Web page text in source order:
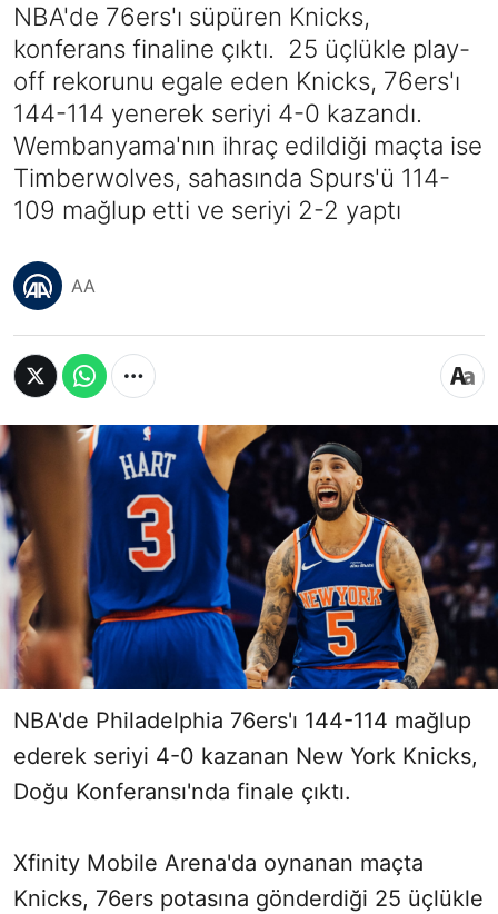
NBA'de 76ers'ı süpüren Knicks,
konferans finaline çıktı. 25 üçlükle play-
off rekorunu egale eden Knicks, 76ers'ı
144-114 yenerek seriyi 4-0 kazandı.
Wembanyama'nın ihraç edildiği maçta ise
Timberwolves, sahasında Spurs'ü 114-
109 mağlup etti ve seriyi 2-2 yaptı
AA
NBA'de Philadelphia 76ers'ı 144-114 mağlup
ederek seriyi 4-0 kazanan New York Knicks,
Doğu Konferansı'nda finale çıktı.
Xfinity Mobile Arena'da oynanan maçta
Knicks, 76ers potasına gönderdiği 25 üçlükle